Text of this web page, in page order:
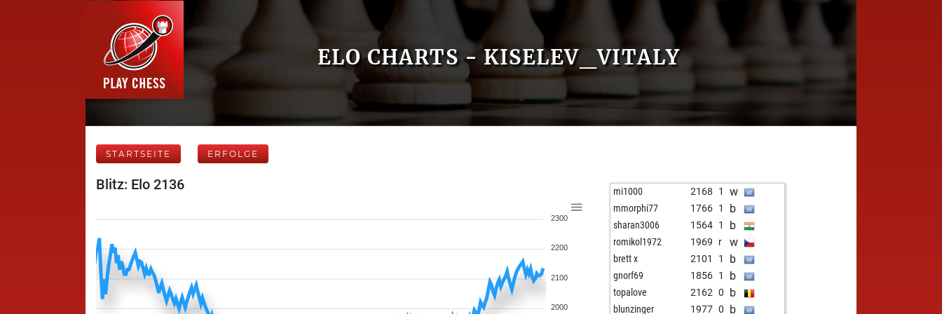
ELO CHARTS - KISELEV_VITALY
STARTSEITE ERFOLGE
Blitz: Elo 2136
2300
2200
2100
2000
mi1000 2168 1 w
mmorphi77 1766 1 b
sharan3006 1564 1 b
romikol1972 1969 r w
brett x 2101 1 b
gnorf69 1856 1 b
topalove 2162 0 b
blunzinger 1977 0 b